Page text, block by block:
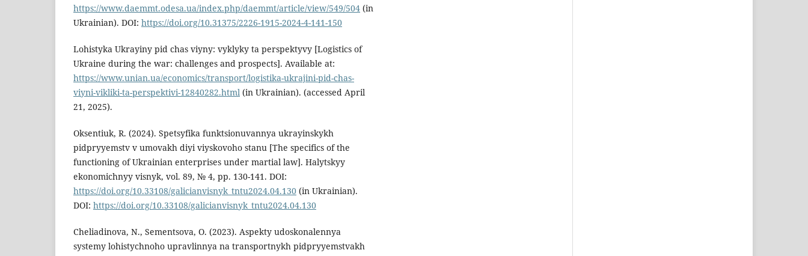
https://www.daemmt.odesa.ua/index.php/daemmt/article/view/549/504 (in
Ukrainian). DOI: https://doi.org/10.31375/2226-1915-2024-4-141-150
Lohistyka Ukrayiny pid chas viyny: vyklyky ta perspektyvy [Logistics of
Ukraine during the war: challenges and prospects]. Available at:
https://www.unian.ua/economics/transport/logistika-ukrajini-pid-chas-
viyni-vikliki-ta-perspektivi-12840282.html (in Ukrainian). (accessed April
21, 2025).
Oksentiuk, R. (2024). Spetsyfika funktsionuvannya ukrayinskykh
pidpryyemstv v umovakh diyi viyskovoho stanu [The specifics of the
functioning of Ukrainian enterprises under martial law]. Halytskyy
ekonomichnyy visnyk, vol. 89, № 4, pp. 130-141. DOI:
https://doi.org/10.33108/galicianvisnyk_tntu2024.04.130 (in Ukrainian).
DOI: https://doi.org/10.33108/galicianvisnyk_tntu2024.04.130
Cheliadinova, N., Sementsova, О. (2023). Aspekty udoskonalennya
systemy lohistychnoho upravlinnya na transportnykh pidpryyemstvakh